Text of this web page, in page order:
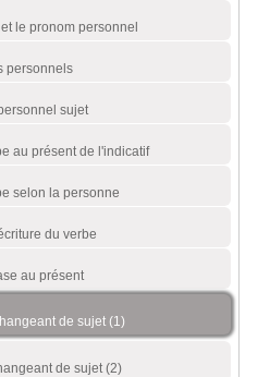
le pronom personnel
personnels
sujet
au présent de l'indicatif
selon la personne
du verbe
au présent
de sujet (1)
de sujet (2)